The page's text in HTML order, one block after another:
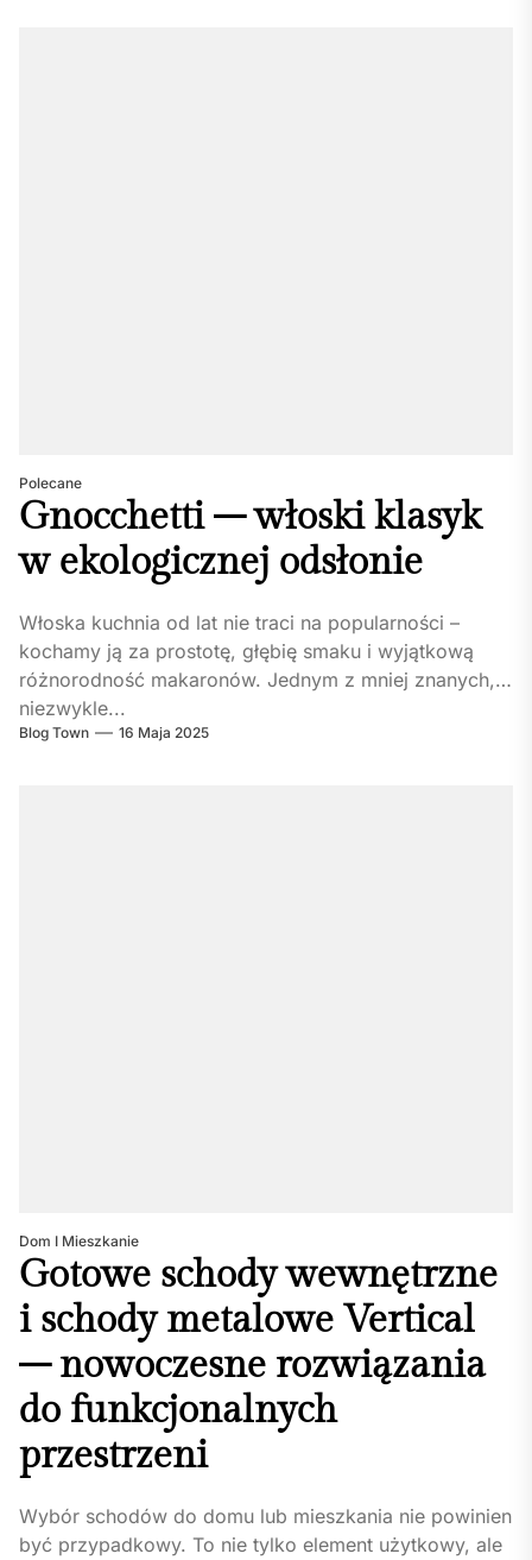
Polecane
Gnocchetti – włoski klasyk
w ekologicznej odsłonie
Włoska kuchnia od lat nie traci na popularności –
kochamy ją za prostotę, głębię smaku i wyjątkową
różnorodność makaronów. Jednym z mniej znanych, a
niezwykle...
Blog Town 16 Maja 2025
Dom I Mieszkanie
Gotowe schody wewnętrzne
i schody metalowe Vertical
– nowoczesne rozwiązania
do funkcjonalnych
przestrzeni
Wybór schodów do domu lub mieszkania nie powinien
być przypadkowy. To nie tylko element użytkowy, ale